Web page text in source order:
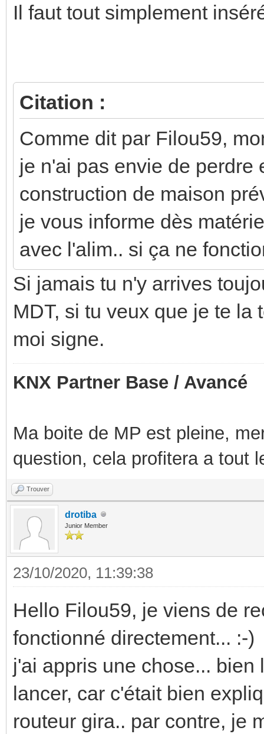
Il faut tout simplement
Citation :
Comme dit par Filou59,
je n'ai pas envie de perdre
construction de maison
je vous informe dès
avec l'alim.. si ça ne
Si jamais tu n'y arrives
MDT, si tu veux que je te la
moi signe.
KNX Partner Base / Avancé
Ma boite de MP est pleine,
question, cela profitera a tout
Trouver
drotiba
Junior Member
23/10/2020, 11:39:38
Hello Filou59, je viens de
fonctionné directement... :-)
j'ai appris une chose...
lancer, car c'était bien
routeur gira.. par contre, je